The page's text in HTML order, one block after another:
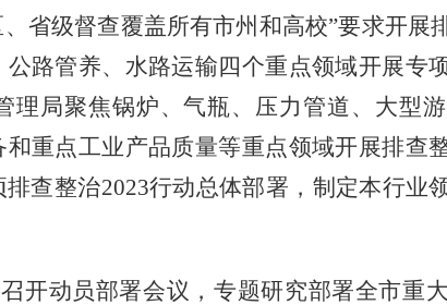
省级督查覆盖所有市州和高校”要求开展
路管养、水路运输四个重点领域开展专
理局聚焦锅炉、气瓶、压力管道、大型
重点工业产品质量等重点领域开展排查
查整治2023行动总体部署，制定本行业
开动员部署会议，专题研究部署全市重